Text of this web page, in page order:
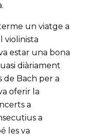
un viatge a
violinista
estar una bona
diàriament
de Bach per a
oferir la
a
a
les va